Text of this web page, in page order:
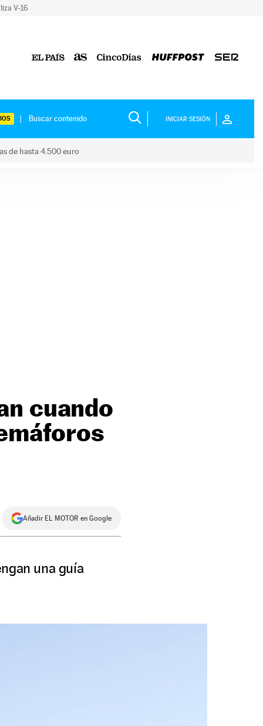
V-16
INICIAR SESIÓN
de hasta 4.500 euro
cuando
Añadir EL MOTOR en Google
una guía